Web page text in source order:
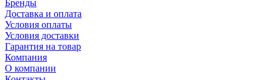
Бренды
Доставка и оплата
Условия оплаты
Условия доставки
Гарантия на товар
Компания
О компании